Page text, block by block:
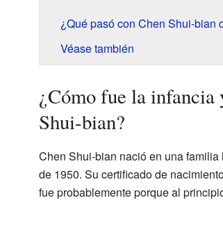
¿Qué pasó con Chen Shui-bian
Véase también
¿Cómo fue la infancia
Shui-bian?
Chen Shui-bian nació en una
de 1950. Su certificado de
fue probablemente porque al